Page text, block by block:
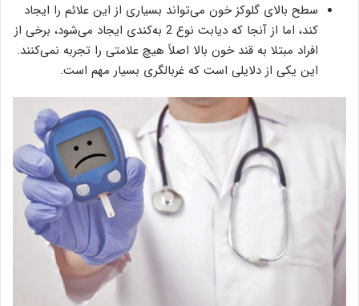
سطح بالای گلوکز خون می‌تواند بسیاری از این علائم را ایجاد
کند، اما از آنجا که دیابت نوع 2 به‌کندی ایجاد می‌شود، برخی از
افراد مبتلا به قند خون بالا اصلاً هیچ علامتی را تجربه نمی‌کنند.
این یکی از دلایلی است که غربالگری بسیار مهم است.